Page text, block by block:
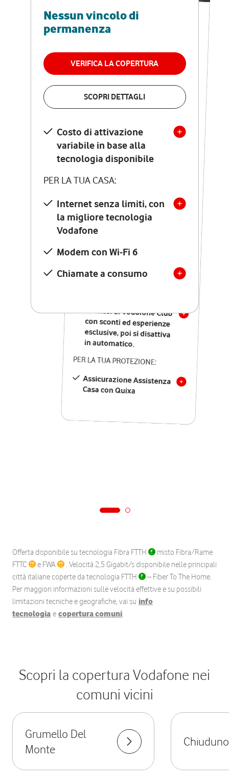
Nessun vincolo di
permanenza
VERIFICA LA COPERTURA
SCOPRI DETTAGLI
Costo di attivazione
variabile in base alla
tecnologia disponibile
PER LA TUA CASA:
Internet senza limiti, con
la migliore tecnologia
Vodafone
Modem con Wi-Fi 6
Chiamate a consumo
RETE FISSA + VODAFONE CLUB
29,95€
permanenza
VERIFICA LA COPERTURA
Costo di attivazione
variabile in base alla
tecnologia disponibile
PER LA TUA CASA:
Internet senza limiti, con
la migliore tecnologia
Vodafone
Modem Seven con Wi-Fi 7
Chiamate illimitate verso
numeri fissi e mobili
nazionali
12 mesi di Vodafone Club
con sconti ed esperienze
esclusive, poi si disattiva
in automatico.
PER LA TUA PROTEZIONE:
Assicurazione Assistenza
Casa con Quixa
Offerta disponibile su tecnologia Fibra FTTH
misto Fibra/Rame
FTTC
e FWA
. Velocità 2,5 Gigabit/s disponibile nelle principali
città italiane coperte da tecnologia FTTH
– Fiber To The Home.
Per maggiori informazioni sulle velocità effettive e su possibili
limitazioni tecniche e geografiche, vai su info
tecnologia e copertura comuni.
Scopri la copertura Vodafone nei
comuni vicini
Grumello Del
Monte
Chiuduno